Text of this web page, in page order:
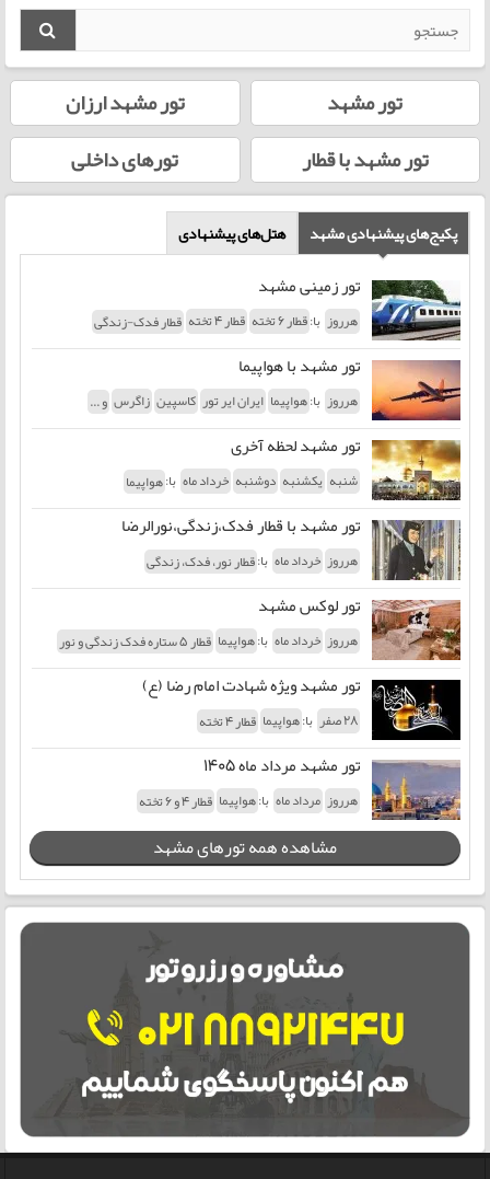
تور مشهد
تور مشهد ارزان
تور مشهد با قطار
تورهای داخلی
پکیج‌های پیشنهادی مشهد هتل‌های پیشنهادی
تور زمینی مشهد
هرروز با:قطار 6 تخته قطار 4 تخته قطار فدک-زندگی
تور مشهد با هواپیما
هرروز با:هواپیما ایران ایر تور کاسپین زاگرس و ...
تور مشهد لحظه آخری
شنبه یکشنبه دوشنبه خرداد ماه با:هواپیما
تور مشهد با قطار فدک،زندگی،نورالرضا
هرروز خرداد ماه با:قطار نور، فدک، زندگی
تور لوکس مشهد
هرروز خرداد ماه با:هواپیما قطار 5 ستاره فدک زندگی و نور
تور مشهد ویژه شهادت امام رضا (ع)
28 صفر با:هواپیما قطار 4 تخته
تور مشهد مرداد ماه 1405
هرروز مرداد ماه با:هواپیما قطار 4 و 6 تخته
مشاهده همه تورهای مشهد